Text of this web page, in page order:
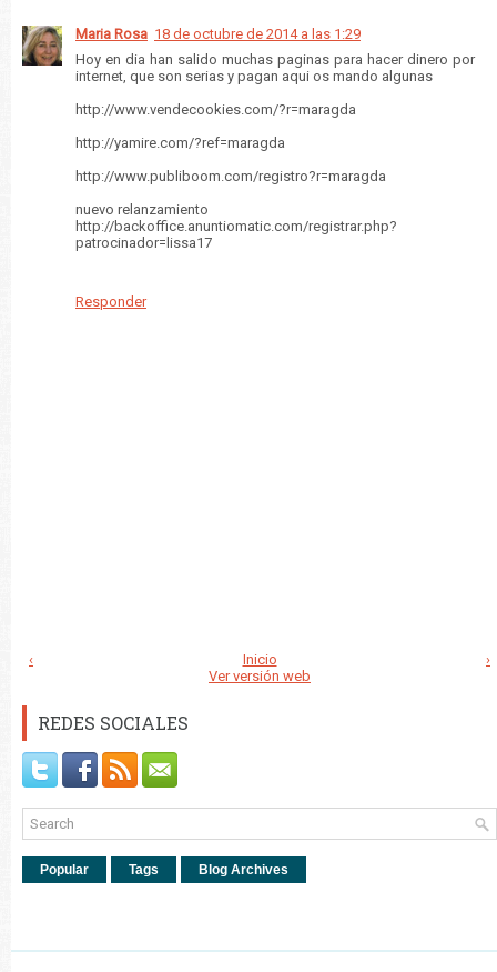
Maria Rosa 18 de octubre de 2014 a las 1:29
Hoy en dia han salido muchas paginas para hacer dinero por
internet, que son serias y pagan aqui os mando algunas
http://www.vendecookies.com/?r=maragda
http://yamire.com/?ref=maragda
http://www.publiboom.com/registro?r=maragda
nuevo relanzamiento
http://backoffice.anuntiomatic.com/registrar.php?
patrocinador=lissa17
Responder
‹ ›
Inicio
Ver versión web
REDES SOCIALES
Popular Tags Blog Archives